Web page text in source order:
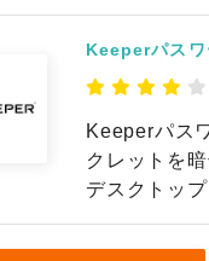
Keeperパスワ
Keeperパス
クレットを暗号化
デスクトッ
共有を行えます。 一方、管理者はゼロトラスト設計の下